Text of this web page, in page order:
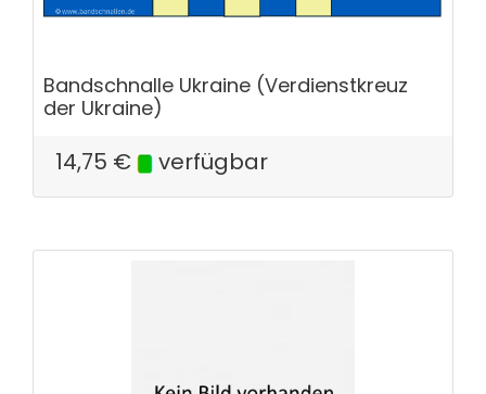
Bandschnalle Ukraine (Verdienstkreuz
der Ukraine)
14,75 € verfügbar